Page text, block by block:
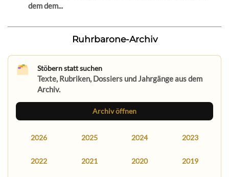
dem dem...
Ruhrbarone-Archiv
Stöbern statt suchen
Texte, Rubriken, Dossiers und Jahrgänge aus dem
Archiv.
Archiv öffnen
2026 2025 2024 2023
2022 2021 2020 2019